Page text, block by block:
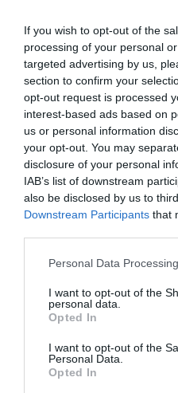
If you wish to opt-out of the
processing of your personal
targeted advertising by us,
section to confirm your
opt-out request is processed
interest-based ads based on
us or personal information
your opt-out. You may
disclosure of your personal
IAB’s list of downstream
also be disclosed by us to
Downstream Participants that
Please note that this website/
not limited to your visit or
grant or deny consent to
use your data for below
consent section.
Personal Data
I want to opt-out of the
personal data.
Opted In
I want to opt-out of the
Personal Data.
Opted In
Νίκη κόντρα
«πράσινη»
Η Εθνική ομάδα Παίδων πόλο
Παγκόσμιο πρωτάθλημα με
Παναθηναϊκού στη σύνθεσή
οκτάδας.